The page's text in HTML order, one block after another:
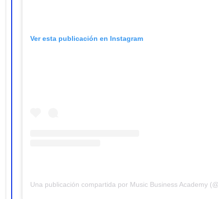
Ver esta publicación en Instagram